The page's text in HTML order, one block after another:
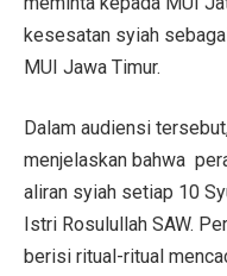
kesesatan syiah
MUI Jawa Timur.
Dalam audiensi
menjelaskan bahwa
aliran syiah setiap 10
Istri Rosulullah SAW.
berisi ritual-ritual